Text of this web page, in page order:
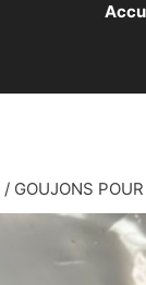
/ GOUJONS